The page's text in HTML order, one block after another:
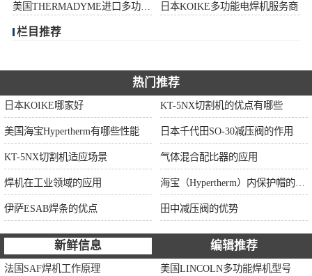
日本KOIKE多功能电焊机服务商
栏目推荐
热门推荐
日本KOIKE哪家好 KT-5NX切割机的优点有哪些
美国海宝Hypertherm有哪些性能 日本千代田SO-30减压阀的作用
KT-5NX切割机适应场景 气体混合配比器的应用
焊机在工业领域的应用
伊萨ESAB焊条的优点 田中减压阀的优势
新鲜信息 编辑推荐
法国SAF焊机工作原理 美国LINCOLN多功能焊机型号
面罩